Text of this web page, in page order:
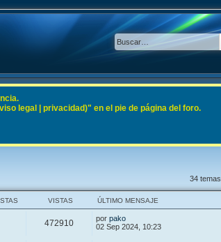
34 temas
VISTAS ÚLTIMO MENSAJE
472910 por pako
02 Sep 2024, 10:23
legal | privacidad)" en el pie de página del foro.